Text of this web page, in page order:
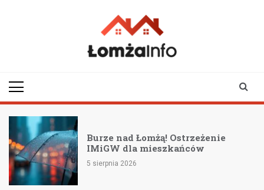
Burze nad Łomżą! Ostrzeżenie
IMiGW dla mieszkańców
5 sierpnia 2026